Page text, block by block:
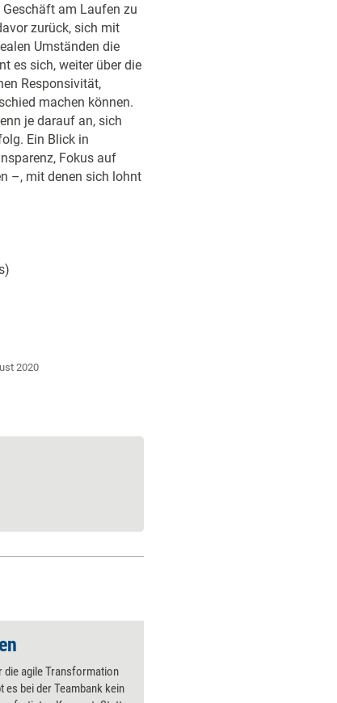
am Laufen zu
zurück, sich mit
Umständen die
es sich, weiter über die
Responsivität,
machen können.
je darauf an, sich
Ein Blick in
Fokus auf
–, mit denen sich lohnt
2020
die agile Transformation
es bei der Teambank kein